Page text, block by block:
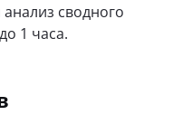
сводного
1 часа.